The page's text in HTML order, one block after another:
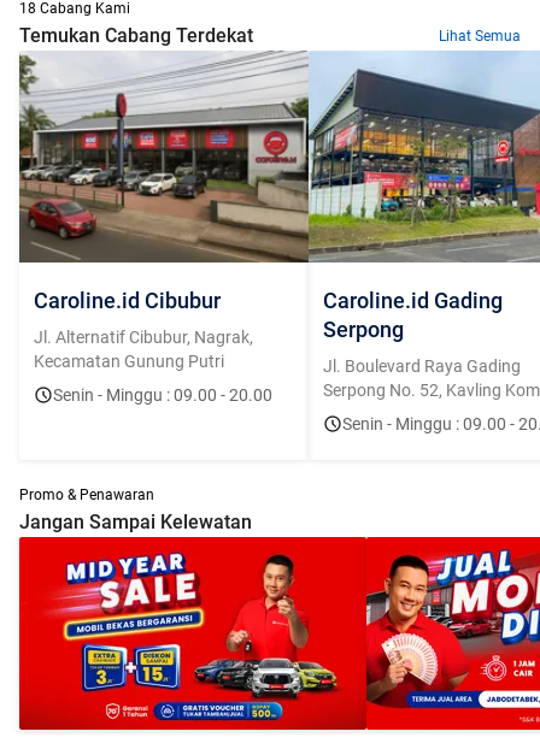
18 Cabang Kami
Temukan Cabang Terdekat Lihat Semua
Caroline.id Cibubur
Jl. Alternatif Cibubur, Nagrak,
Kecamatan Gunung Putri
Senin - Minggu : 09.00 - 20.00
Caroline.id Gading
Serpong
Jl. Boulevard Raya Gading
Serpong No. 52, Kavling
Bolsena, Curug Sangereng,
Klp. Dua, Tangerang, Banten
Senin - Minggu : 09.00 -
Promo & Penawaran
Jangan Sampai Kelewatan